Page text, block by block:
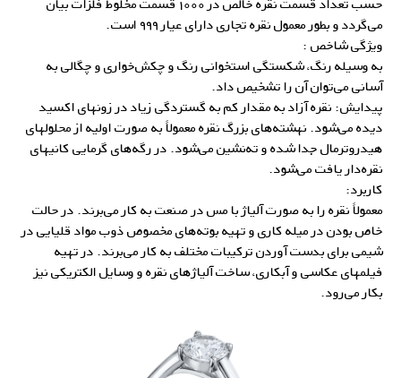
می‌گردد و بطور معمول نقره تجاری دارای عیار ۹۹۹ است.
ویژگی شاخص :
به وسیله رنگ، شکستگی استخوانی رنگ و چکش‌خواری و چگالی به
آسانی می‌توان آن را تشخیص داد.
پیدایش: نقره آزاد به مقدار کم به گستردگی زیاد در زونهای اکسید
دیده می‌شود. نهشته‌های بزرگ نقره معمولاً به صورت اولیه از محلولهای
هیدروترمال جدا شده و ته‌‌نشین می‌شود. در رگه‌های گرمایی کانیهای
نقره‌دار یافت می‌شود.
کاربرد:
معمولاً نقره را به صورت آلیاژ با مس در صنعت به کار می‌برند. در حالت
خاص بودن در میله کاری و تهیه بوته‌های مخصوص ذوب مواد قلیایی در
شیمی برای بدست آوردن ترکیبات مختلف به کار می‌برند. در تهیه
فیلمهای عکاسی و آبکاری، ساختآلیاژهای نقرهو وسایل الکتریکی نیز
بکار می‌رود.